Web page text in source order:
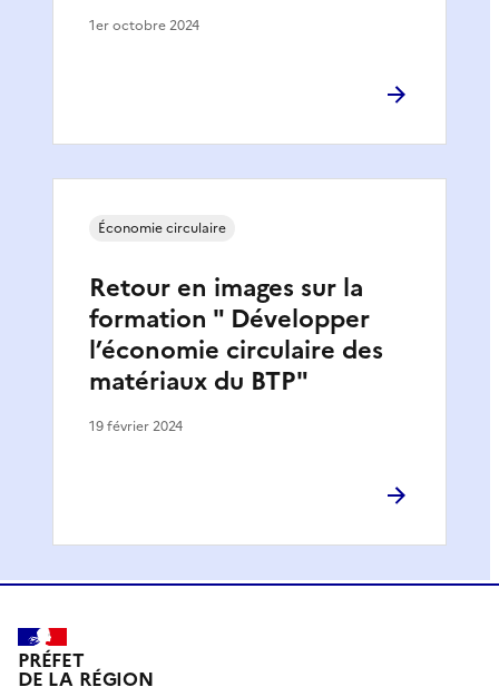
1er octobre 2024
Retour en images sur la
formation " Développer
l’économie circulaire des
matériaux du BTP"
Économie circulaire
19 février 2024
PRÉFET
DE LA RÉGION